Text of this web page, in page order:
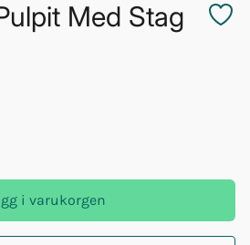
Med Stag
i varukorgen